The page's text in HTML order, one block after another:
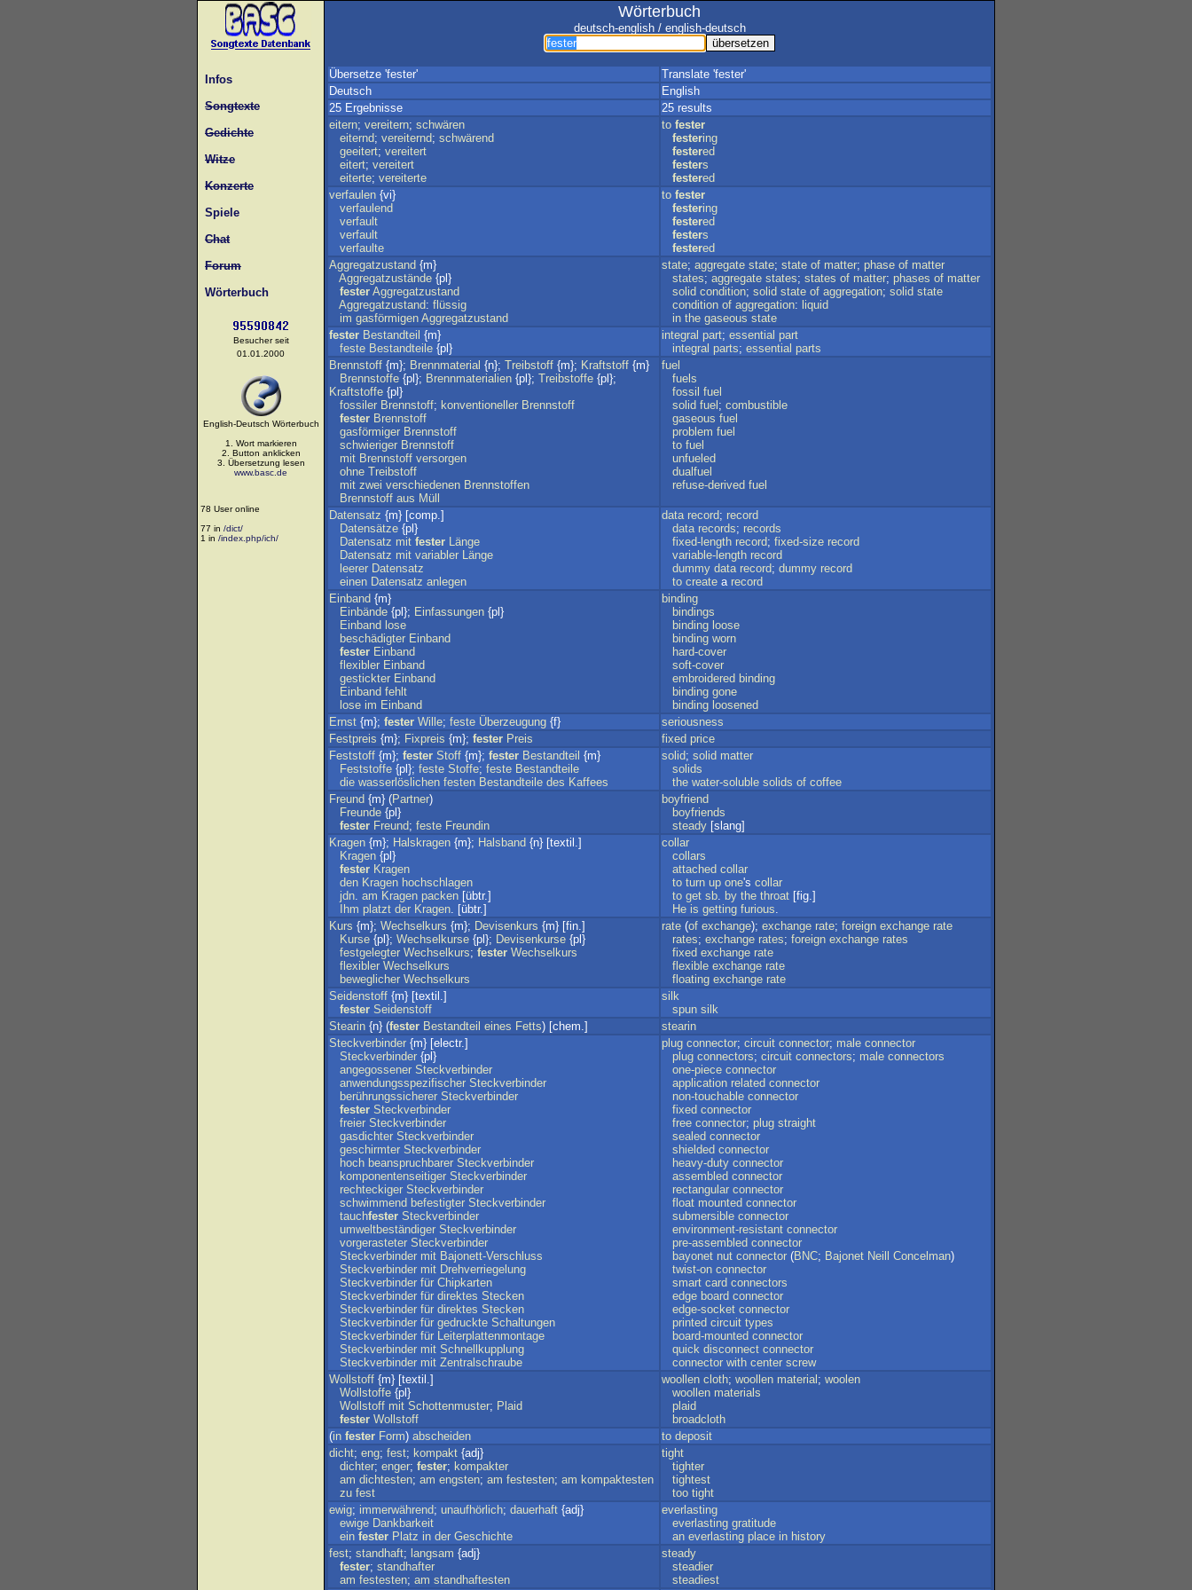
Infos
Songtexte
Gedichte
Witze
Konzerte
Spiele
Chat
Forum
Wörterbuch
Besucher seit
01.01.2000
English-Deutsch Wörterbuch
1. Wort markieren
2. Button anklicken
3. Übersetzung lesen
www.basc.de
78 User online
77 in /dict/
1 in /index.php/ich/
Wörterbuch
deutsch-english / english-deutsch
Übersetze 'fester'
Translate 'fester'
Deutsch
English
25 Ergebnisse
25 results
eitern; vereitern; schwären
eiternd; vereiternd; schwärend
geeitert; vereitert
eitert; vereitert
eiterte; vereiterte
to fester
festering
festered
festers
festered
verfaulen {vi}
verfaulend
verfault
verfault
verfaulte
to fester
festering
festered
festers
festered
Aggregatzustand {m}
Aggregatzustände {pl}
fester Aggregatzustand
Aggregatzustand: flüssig
im gasförmigen Aggregatzustand
state; aggregate state; state of matter; phase of matter
states; aggregate states; states of matter; phases of matter
solid condition; solid state of aggregation; solid state
condition of aggregation: liquid
in the gaseous state
fester Bestandteil {m}
feste Bestandteile {pl}
integral part; essential part
integral parts; essential parts
Brennstoff {m}; Brennmaterial {n}; Treibstoff {m}; Kraftstoff {m}
Brennstoffe {pl}; Brennmaterialien {pl}; Treibstoffe {pl};
Kraftstoffe {pl}
fossiler Brennstoff; konventioneller Brennstoff
fester Brennstoff
gasförmiger Brennstoff
schwieriger Brennstoff
mit Brennstoff versorgen
ohne Treibstoff
mit zwei verschiedenen Brennstoffen
Brennstoff aus Müll
fuel
fuels
fossil fuel
solid fuel ; combustible
gaseous fuel
problem fuel
to fuel
unfueled
dualfuel
refuse-derived fuel
Datensatz {m} [comp.]
Datensätze {pl}
Datensatz mit fester Länge
Datensatz mit variabler Länge
leerer Datensatz
einen Datensatz anlegen
data record; record
data records; records
fixed-length record; fixed-size record
variable-length record
dummy data record; dummy record
to create a record
Einband {m}
Einbände {pl}; Einfassungen {pl}
Einband lose
beschädigter Einband
fester Einband
flexibler Einband
gestickter Einband
Einband fehlt
lose im Einband
binding
bindings
binding loose
binding worn
hard-cover
soft-cover
embroidered binding
binding gone
binding loosened
Ernst {m}; fester Wille; feste Überzeugung {f}
seriousness
Festpreis {m}; Fixpreis {m}; fester Preis fixed price
Feststoff {m}; fester Stoff {m}; fester Bestandteil {m}
Feststoffe {pl}; feste Stoffe; feste Bestandteile
die wasserlöslichen festen Bestandteile des Kaffees
solid; solid matter
solids
the water-soluble solids of coffee
Freund {m} (Partner)
Freunde {pl}
fester Freund; feste Freundin
boyfriend
boyfriends
steady [slang]
Kragen {m}; Halskragen {m}; Halsband {n} [textil.]
Kragen {pl}
fester Kragen
den Kragen hochschlagen
jdn. am Kragen packen [übtr.]
Ihm platzt der Kragen. [übtr.]
collar
collars
attached collar
to turn up one's collar
to get sb. by the throat [fig.]
He is getting furious.
Kurs {m}; Wechselkurs {m}; Devisenkurs {m} [fin.]
Kurse {pl}; Wechselkurse {pl}; Devisenkurse {pl}
festgelegter Wechselkurs; fester Wechselkurs
flexibler Wechselkurs
beweglicher Wechselkurs
rate (of exchange); exchange rate; foreign exchange rate
rates; exchange rates; foreign exchange rates
fixed exchange rate
flexible exchange rate
floating exchange rate
Seidenstoff {m} [textil.]
fester Seidenstoff
silk
spun silk
Stearin {n} (fester Bestandteil eines Fetts) [chem.]
stearin
Steckverbinder {m} [electr.]
Steckverbinder {pl}
angegossener Steckverbinder
anwendungsspezifischer Steckverbinder
berührungssicherer Steckverbinder
fester Steckverbinder
freier Steckverbinder
gasdichter Steckverbinder
geschirmter Steckverbinder
hoch beanspruchbarer Steckverbinder
komponentenseitiger Steckverbinder
rechteckiger Steckverbinder
schwimmend befestigter Steckverbinder
tauchfester Steckverbinder
umweltbeständiger Steckverbinder
vorgerasteter Steckverbinder
Steckverbinder mit Bajonett-Verschluss
Steckverbinder mit Drehverriegelung
Steckverbinder für Chipkarten
Steckverbinder für direktes Stecken
Steckverbinder für direktes Stecken
Steckverbinder für gedruckte Schaltungen
Steckverbinder für Leiterplattenmontage
Steckverbinder mit Schnellkupplung
Steckverbinder mit Zentralschraube
plug connector; circuit connector; male connector
plug connectors; circuit connectors; male connectors
one-piece connector
application related connector
non-touchable connector
fixed connector
free connector; plug straight
sealed connector
shielded connector
heavy-duty connector
assembled connector
rectangular connector
float mounted connector
submersible connector
environment-resistant connector
pre-assembled connector
bayonet nut connector (BNC; Bajonet Neill Concelman)
twist-on connector
smart card connectors
edge board connector
edge-socket connector
printed circuit types
board-mounted connector
quick disconnect connector
connector with center screw
Wollstoff {m} [textil.]
Wollstoffe {pl}
Wollstoff mit Schottenmuster; Plaid
fester Wollstoff
woollen cloth; woollen material ; woolen
woollen materials
plaid
broadcloth
(in fester Form) abscheiden to deposit
dicht; eng; fest; kompakt {adj}
dichter; enger; fester; kompakter
am dichtesten; am engsten; am festesten; am kompaktesten
zu fest
tight
tighter
tightest
too tight
ewig; immerwährend; unaufhörlich; dauerhaft {adj}
ewige Dankbarkeit
ein fester Platz in der Geschichte
everlasting
everlasting gratitude
an everlasting place in history
fest; standhaft; langsam {adj}
fester; standhafter
am festesten; am standhaftesten
steady
steadier
steadiest